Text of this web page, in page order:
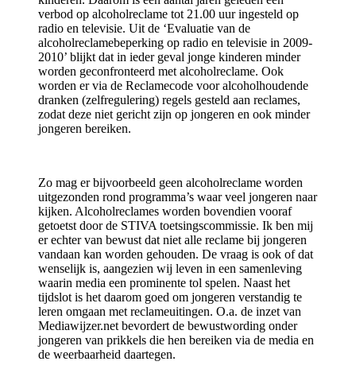
verbod op alcoholreclame tot 21.00 uur ingesteld op
radio en televisie. Uit de ‘Evaluatie van de
alcoholreclamebeperking op radio en televisie in 2009-
2010’ blijkt dat in ieder geval jonge kinderen minder
worden geconfronteerd met alcoholreclame. Ook
worden er via de Reclamecode voor alcoholhoudende
dranken (zelfregulering) regels gesteld aan reclames,
zodat deze niet gericht zijn op jongeren en ook minder
jongeren bereiken.
Zo mag er bijvoorbeeld geen alcoholreclame worden
uitgezonden rond programma’s waar veel jongeren naar
kijken. Alcoholreclames worden bovendien vooraf
getoetst door de STIVA toetsingscommissie. Ik ben mij
er echter van bewust dat niet alle reclame bij jongeren
vandaan kan worden gehouden. De vraag is ook of dat
wenselijk is, aangezien wij leven in een samenleving
waarin media een prominente tol spelen. Naast het
tijdslot is het daarom goed om jongeren verstandig te
leren omgaan met reclameuitingen. O.a. de inzet van
Mediawijzer.net bevordert de bewustwording onder
jongeren van prikkels die hen bereiken via de media en
de weerbaarheid daartegen.